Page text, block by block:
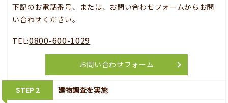
下記のお電話番号、または、お問い合わせフォームからお問
い合わせください。
TEL:0800-600-1029
お問い合わせフォーム
STEP 2 建物調査を実施